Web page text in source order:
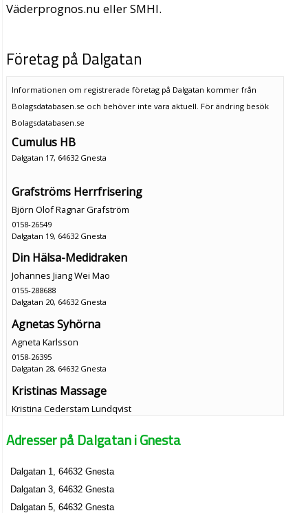
Väderprognos.nu eller SMHI.
Företag på Dalgatan
Informationen om registrerade företag på Dalgatan kommer från
Bolagsdatabasen.se och behöver inte vara aktuell. För ändring besök
Bolagsdatabasen.se
Cumulus HB
Dalgatan 17, 64632 Gnesta
Grafströms Herrfrisering
Björn Olof Ragnar Grafström
0158-26549
Dalgatan 19, 64632 Gnesta
Din Hälsa-Medidraken
Johannes Jiang Wei Mao
0155-288688
Dalgatan 20, 64632 Gnesta
Agnetas Syhörna
Agneta Karlsson
0158-26395
Dalgatan 28, 64632 Gnesta
Kristinas Massage
Kristina Cederstam Lundqvist
Dalgatan 3, 64632 Gnesta
Vesa Erik Seppänen
0158-40400
Dalgatan 40, 64632 Gnesta
Adresser på Dalgatan i Gnesta
Dalgatan 1, 64632 Gnesta
Dalgatan 3, 64632 Gnesta
Dalgatan 5, 64632 Gnesta